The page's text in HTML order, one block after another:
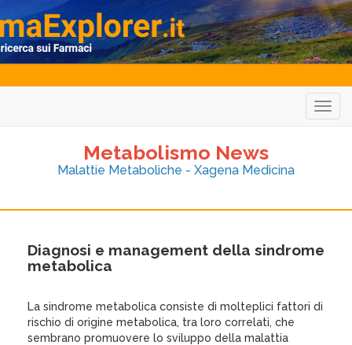
Metabolismo News
Malattie Metaboliche - Xagena Medicina
Diagnosi e management della sindrome
metabolica
La sindrome metabolica consiste di molteplici fattori di
rischio di origine metabolica, tra loro correlati, che
sembrano promuovere lo sviluppo della malattia